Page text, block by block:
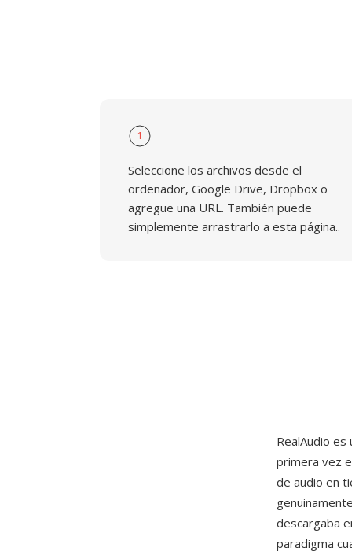
1
Seleccione los archivos desde el
ordenador, Google Drive, Dropbox o
agregue una URL. También puede
simplemente arrastrarlo a esta página..
RealAudio
primera vez
de audio en
descargaba
paradigma